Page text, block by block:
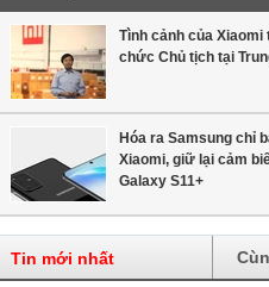
Tình cảnh của
chức Chủ tịch tại
Hóa ra Samsung chỉ
Xiaomi, giữ lại cảm
Galaxy S11+
Tin mới nhất